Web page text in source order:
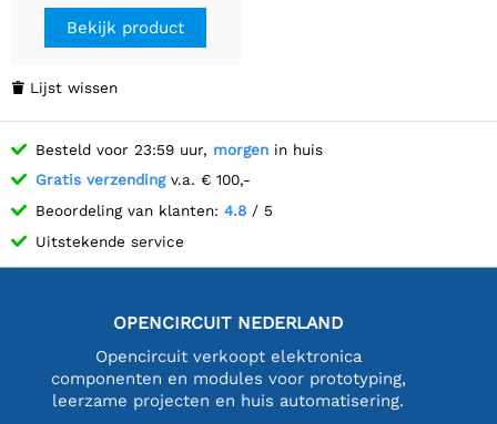
Bekijk product
 Lijst wissen
Besteld voor 23:59 uur, morgen in huis
Gratis verzendingv.a. € 100,-
Beoordeling van klanten: 4.8 / 5
Uitstekende service
OPENCIRCUIT NEDERLAND
Opencircuit verkoopt elektronica
componenten en modules voor prototyping,
leerzame projecten en huis automatisering.